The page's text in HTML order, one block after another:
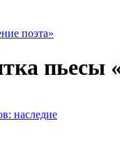
поэта»
пьесы
наследие